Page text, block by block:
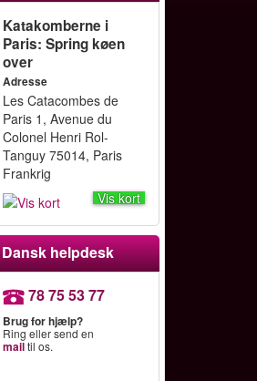
Katakomberne i
Paris: Spring køen
over
Adresse
Les Catacombes de
Paris 1, Avenue du
Colonel Henri Rol-
Tanguy 75014, Paris
Frankrig
Vis kort
Dansk helpdesk
78 75 53 77
Brug for hjælp?
Ring eller send en
mailtil os.